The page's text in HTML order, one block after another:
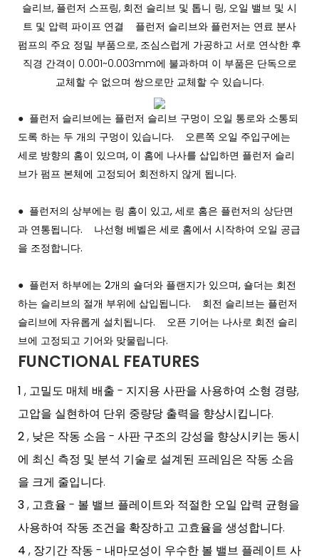
슬리브, 플런저 스프링, 회전 슬리브 및 톱니 링, 오일 밸브 및 시
트 및 압력 파이프 연결 플런저 슬리브와 플런저는 연료 분사
펌프의 주요 정밀 부품으로, 조심스럽게 가공하고 서로 연삭한 후
직경 간격이 0.001~0.003mm에 불과하며 이 부품은 단독으로
교체할 수 없으며 쌍으로만 교체할 수 있습니다.
● 플런저 슬리브에는 플런저 슬리브 구멍이 오일 통로와 소통되
도록 하는 두 개의 구멍이 있습니다. 오른쪽 오일 주입구에는
세로 방향의 홈이 있으며, 이 홈에 나사를 삽입하면 플런저 슬리
브가 펌프 본체에 고정되어 회전하지 않게 됩니다.
● 플런저의 상부에는 링 홈이 있고, 세로 홈은 플런저의 상단면
과 연통됩니다. 나선형 베벨은 세로 홈에서 시작하여 오일 공급
을 조정합니다.
● 플런저 하부에는 2개의 숄더와 플랜지가 있으며, 숄더는 회전
하는 슬리브의 절개 부위에 삽입됩니다. 회전 슬리브는 플런저
슬리브에 자유롭게 설치됩니다. 오픈 기어는 나사로 회전 슬리
브에 고정되고 기어와 맞물립니다.
FUNCTIONAL FEATURES
1 , 고밀도 매체 배출 - 지지용 사판을 사용하여 소형 경량,
고압을 실현하여 단위 중량당 출력을 향상시킵니다.
2, 낮은 작동 소음 - 사판 구조의 강성을 향상시키는 동시
에 최신 측정 및 분석 기술로 설계된 프레임은 작동 소음
을 크게 줄입니다.
3, 고효율 - 볼 밸브 플레이트와 적절한 오일 압력 균형을
사용하여 작동 조건을 확장하고 고효율을 생성합니다.
4 , 장기간 작동 - 내마모성이 우수한 볼 밸브 플레이트 사